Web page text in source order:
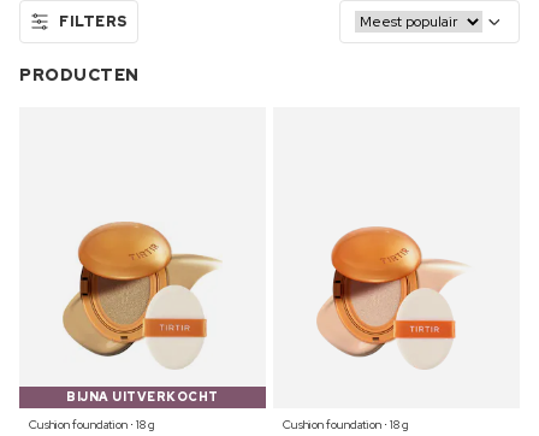
FILTERS
PRODUCTEN
BIJNA UITVERKOCHT
Cushion foundation ⋅ 18 g
Cushion foundation ⋅ 18 g